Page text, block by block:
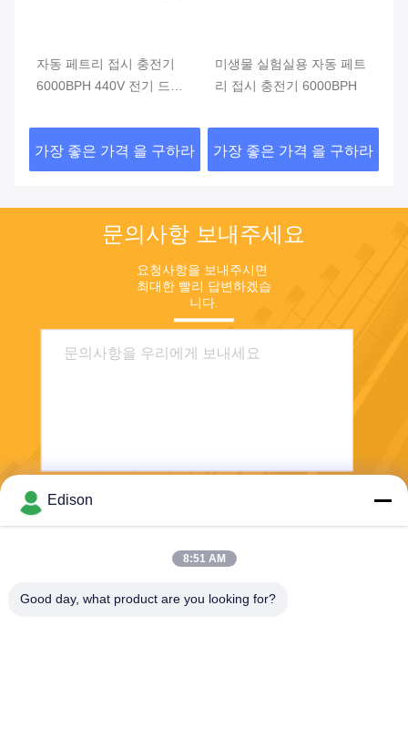
자동 페트리 접시 충전기
6000BPH 440V 전기 드라
가장 좋은 가격 을 구하라
미생물 실험실용 자동 페트
리 접시 충전기 6000BPH
가장 좋은 가격 을 구하라
문의사항 보내주세요
요청사항을 보내주시면
최대한 빨리 답변하겠습
니다.
Edison
8:51 AM
Good day, what product are you looking for?